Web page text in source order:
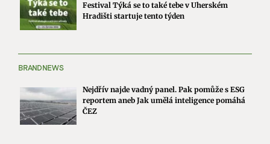
Festival Týká se to také tebe v Uherském
Hradišti startuje tento týden
BRANDNEWS
Nejdřív najde vadný panel. Pak pomůže s ESG
reportem aneb Jak umělá inteligence pomáhá
ČEZ